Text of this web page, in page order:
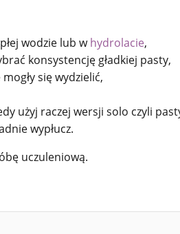
wodzie lub whydrolacie,
konsystencję gładkiej pasty,
się wydzielić,
użyj raczej wersji solo czyli
wypłucz.
uczuleniową.